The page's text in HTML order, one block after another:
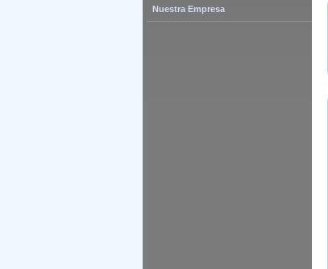
Nuestra Empresa